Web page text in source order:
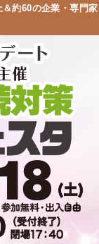
約60の企業・専門家